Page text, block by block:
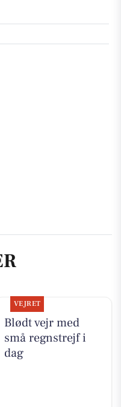
VEJRET
Blødt vejr med
små regnstrejf i
dag